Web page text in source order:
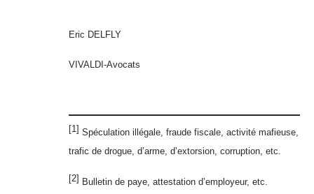
Eric DELFLY
VIVALDI-Avocats
[1] Spéculation illégale, fraude fiscale, activité mafieuse,
trafic de drogue, d’arme, d’extorsion, corruption, etc.
[2] Bulletin de paye, attestation d’employeur, etc.